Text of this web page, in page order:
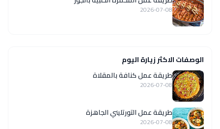
2026-07-08
الوصفات الاكثر زيارة اليوم
طريقة عمل كنافة بالمقلاة
2026-07-08
طريقة عمل التورتليني الجاهزة
2026-07-08